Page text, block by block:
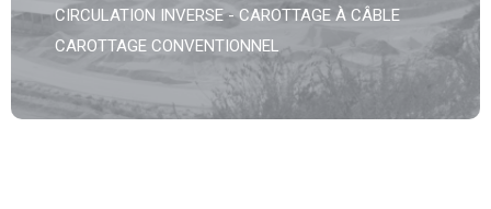
CIRCULATION INVERSE - CAROTTAGE À CÂBLE
CAROTTAGE CONVENTIONNEL